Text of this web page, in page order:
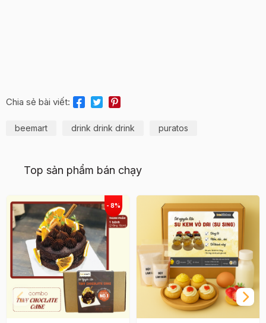
Chia sẻ bài viết:
beemart drink drink drink puratos
Top sản phẩm bán chạy